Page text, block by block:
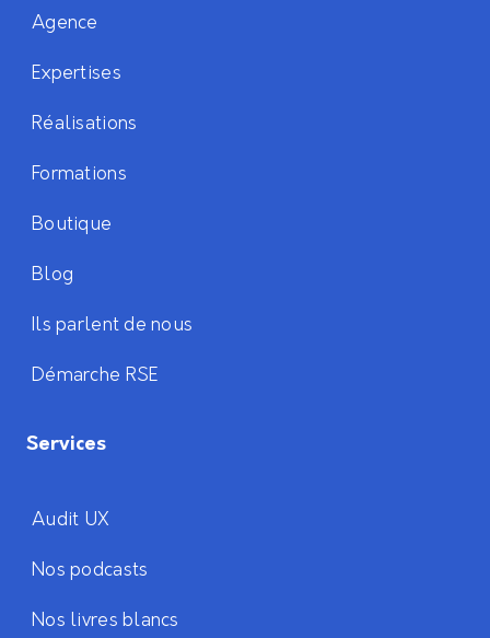
Agence
Expertises
Réalisations
Formations
Boutique
Blog
Ils parlent de nous
Démarche RSE
Services
Audit UX
Nos podcasts
Nos livres blancs